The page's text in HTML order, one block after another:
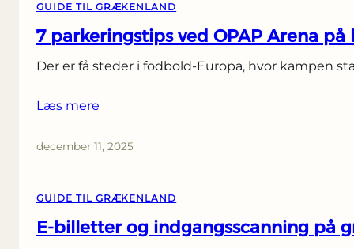
GUIDE TIL GRÆKENLAND
7 parkeringstips ved OPAP Arena
Der er få steder i fodbold-Europa, hvor kampen
Læs mere
december 11, 2025
GUIDE TIL GRÆKENLAND
E-billetter og indgangsscanning på